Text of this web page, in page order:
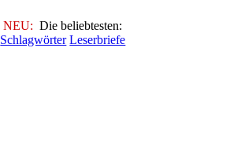
NEU: Die beliebtesten:
Schlagwörter Leserbriefe